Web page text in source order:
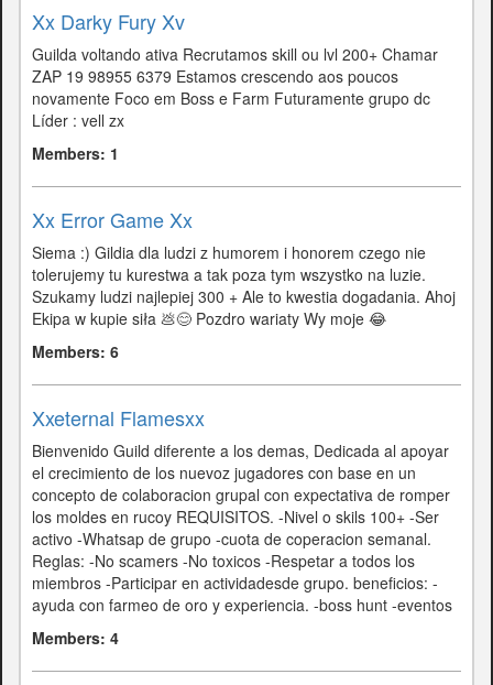
Xx Darky Fury Xv
Guilda voltando ativa Recrutamos skill ou lvl 200+ Chamar
ZAP 19 98955 6379 Estamos crescendo aos poucos
novamente Foco em Boss e Farm Futuramente grupo dc
Líder : vell zx
Members: 1
Xx Error Game Xx
Siema :) Gildia dla ludzi z humorem i honorem czego nie
tolerujemy tu kurestwa a tak poza tym wszystko na luzie.
Szukamy ludzi najlepiej 300 + Ale to kwestia dogadania. Ahoj
Ekipa w kupie siła 💩😊 Pozdro wariaty Wy moje 😂
Members: 6
Xxeternal Flamesxx
Bienvenido Guild diferente a los demas, Dedicada al apoyar
el crecimiento de los nuevoz jugadores con base en un
concepto de colaboracion grupal con expectativa de romper
los moldes en rucoy REQUISITOS. -Nivel o skils 100+ -Ser
activo -Whatsap de grupo -cuota de coperacion semanal.
Reglas: -No scamers -No toxicos -Respetar a todos los
miembros -Participar en actividadesde grupo. beneficios: -
ayuda con farmeo de oro y experiencia. -boss hunt -eventos
Members: 4